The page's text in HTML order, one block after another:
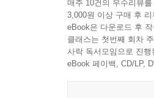
매주 10건의 우수리뷰
3,000원 이상 구매 후 리
eBook은 다운로드 후
클래스는 첫번째 회차
사락 독서모임으로 진
eBook 페이백, CD/LP,